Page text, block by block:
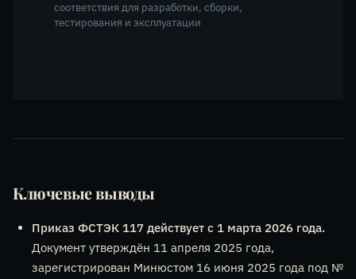
соответствия для разработки, сборки,
тестирования и эксплуатации
Ключевые выводы
Приказ ФСТЭК 117 действует с 1 марта 2026 года.
Документ утверждён 11 апреля 2025 года,
зарегистрирован Минюстом 16 июня 2025 года под №